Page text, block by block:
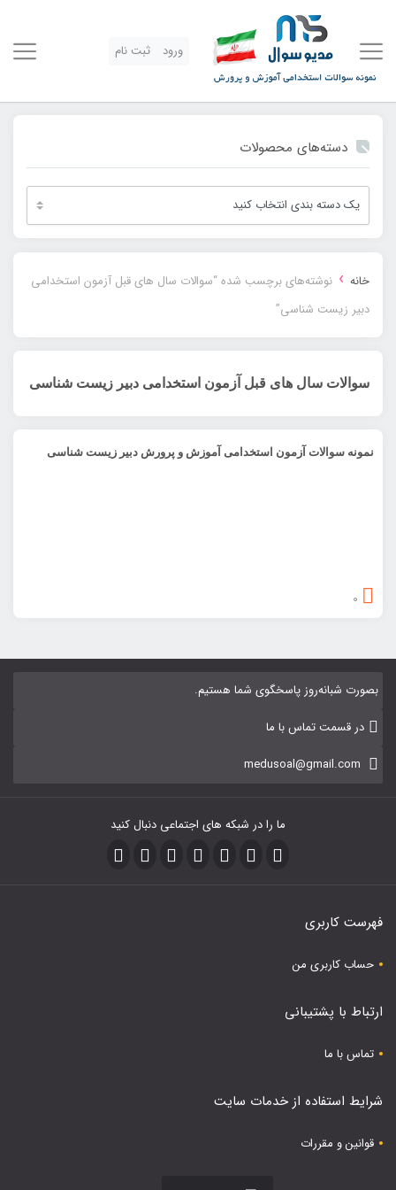
ورود ثبت نام
دسته‌های محصولات
خانه › نوشته‌های برچسب شده “سوالات سال های قبل آزمون استخدامی
دبیر زیست شناسی”
سوالات سال های قبل آزمون استخدامی دبیر زیست شناسی
نمونه سوالات آزمون استخدامی آموزش و پرورش دبیر زیست شناسی
بصورت شبانه‌روز پاسخگوی شما هستیم.
در قسمت تماس با ما
medusoal@gmail.com
ما را در شبکه های اجتماعی دنبال کنید
فهرست کاربری
حساب کاربری من
ارتباط با پشتیبانی
تماس با ما
شرایط استفاده از خدمات سایت
قوانین و مقررات